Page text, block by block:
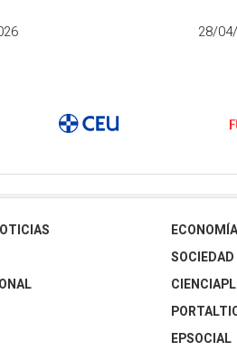
28/
ECONOMÍA
SOCIEDAD
EPSOCIAL